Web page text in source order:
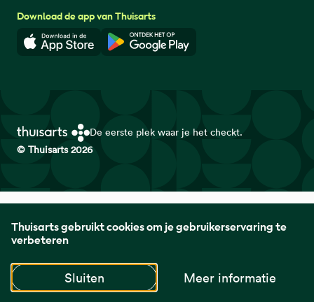
Thuisarts gebruikt cookies om je gebruikerservaring te
verbeteren
Sluiten Meer informatie
Download de app van Thuisarts
Download in de App StoreDownload in de Google Play
De eerste plek waar je het checkt.
© Thuisarts 2026
Huisartsen Genootschap met de Federatie Medisch
Specialisten en Patiëntenfederatie Nederland.
naar startpagina naar startpagina